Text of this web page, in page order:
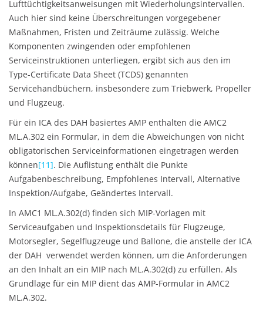
Lufttüchtigkeitsanweisungen mit Wiederholungsintervallen.
Auch hier sind keine Überschreitungen vorgegebener
Maßnahmen, Fristen und Zeiträume zulässig. Welche
Komponenten zwingenden oder empfohlenen
Serviceinstruktionen unterliegen, ergibt sich aus den im
Type-Certificate Data Sheet (TCDS) genannten
Servicehandbüchern, insbesondere zum Triebwerk, Propeller
und Flugzeug.
Für ein ICA des DAH basiertes AMP enthalten die AMC2
ML.A.302 ein Formular, in dem die Abweichungen von nicht
obligatorischen Serviceinformationen eingetragen werden
können[11]. Die Auflistung enthält die Punkte
Aufgabenbeschreibung, Empfohlenes Intervall, Alternative
Inspektion/Aufgabe, Geändertes Intervall.
In AMC1 ML.A.302(d) finden sich MIP-Vorlagen mit
Serviceaufgaben und Inspektionsdetails für Flugzeuge,
Motorsegler, Segelflugzeuge und Ballone, die anstelle der ICA
der DAH verwendet werden können, um die Anforderungen
an den Inhalt an ein MIP nach ML.A.302(d) zu erfüllen. Als
Grundlage für ein MIP dient das AMP-Formular in AMC2
ML.A.302.